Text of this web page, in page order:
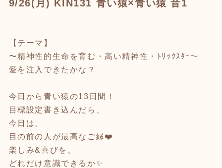
9/26(月) KIN131 青い猿×青い猿 音1
【テーマ】
〜精神性的生命を育む・高い精神性・ﾄﾘｯｸｽﾀｰ〜
愛を注入できたかな？
今日から青い猿の13日間！
目標設定書き込んだら、
今日は、
目の前の人が最高なご縁❤️
楽しみ&喜びを、
どれだけ意識できるか✨